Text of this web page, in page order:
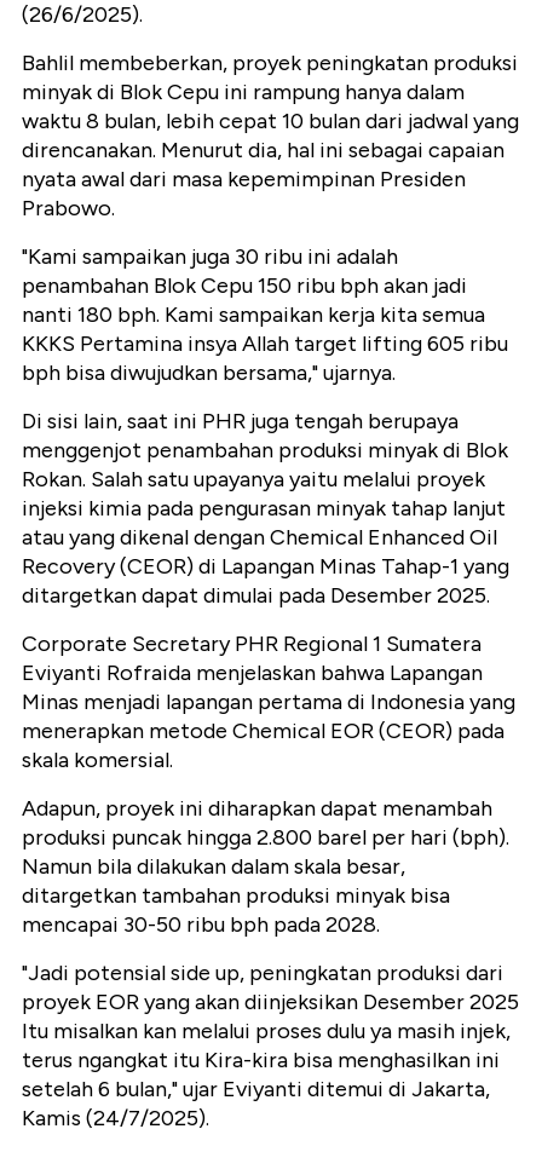
(26/6/2025).
Bahlil membeberkan, proyek peningkatan produksi
minyak di Blok Cepu ini rampung hanya dalam
waktu 8 bulan, lebih cepat 10 bulan dari jadwal yang
direncanakan. Menurut dia, hal ini sebagai capaian
nyata awal dari masa kepemimpinan Presiden
Prabowo.
"Kami sampaikan juga 30 ribu ini adalah
penambahan Blok Cepu 150 ribu bph akan jadi
nanti 180 bph. Kami sampaikan kerja kita semua
KKKS Pertamina insya Allah target lifting 605 ribu
bph bisa diwujudkan bersama," ujarnya.
Di sisi lain, saat ini PHR juga tengah berupaya
menggenjot penambahan produksi minyak di Blok
Rokan. Salah satu upayanya yaitu melalui proyek
injeksi kimia pada pengurasan minyak tahap lanjut
atau yang dikenal dengan Chemical Enhanced Oil
Recovery (CEOR) di Lapangan Minas Tahap-1 yang
ditargetkan dapat dimulai pada Desember 2025.
Corporate Secretary PHR Regional 1 Sumatera
Eviyanti Rofraida menjelaskan bahwa Lapangan
Minas menjadi lapangan pertama di Indonesia yang
menerapkan metode Chemical EOR (CEOR) pada
skala komersial.
Adapun, proyek ini diharapkan dapat menambah
produksi puncak hingga 2.800 barel per hari (bph).
Namun bila dilakukan dalam skala besar,
ditargetkan tambahan produksi minyak bisa
mencapai 30-50 ribu bph pada 2028.
"Jadi potensial side up, peningkatan produksi dari
proyek EOR yang akan diinjeksikan Desember 2025
Itu misalkan kan melalui proses dulu ya masih injek,
terus ngangkat itu Kira-kira bisa menghasilkan ini
setelah 6 bulan," ujar Eviyanti ditemui di Jakarta,
Kamis (24/7/2025).